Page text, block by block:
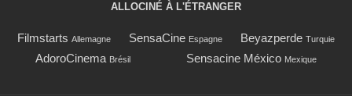
ALLOCINÉ À L'ÉTRANGER
Filmstarts Allemagne SensaCine Espagne Beyazperde Turquie
AdoroCinema Brésil Sensacine México Mexique